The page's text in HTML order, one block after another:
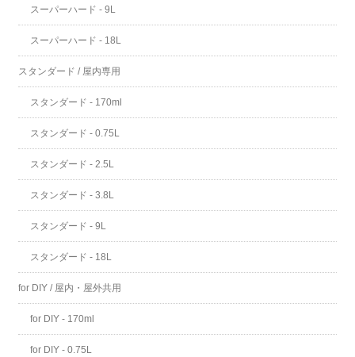
スーパーハード - 9L
スーパーハード - 18L
スタンダード / 屋内専用
スタンダード - 170ml
スタンダード - 0.75L
スタンダード - 2.5L
スタンダード - 3.8L
スタンダード - 9L
スタンダード - 18L
for DIY / 屋内・屋外共用
for DIY - 170ml
for DIY - 0.75L